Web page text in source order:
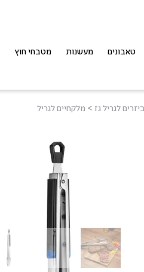
טאבונים מעשנות מטבחי חוץ
לגריל גז > מלקחיים לגריל